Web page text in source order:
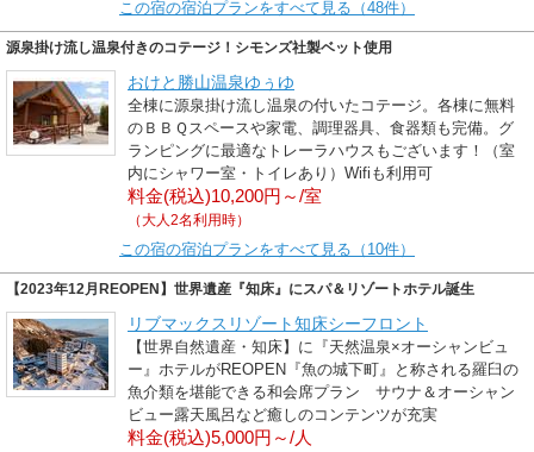
この宿の宿泊プランをすべて見る（48件）
源泉掛け流し温泉付きのコテージ！シモンズ社製ベット使用
おけと勝山温泉ゆぅゆ
全棟に源泉掛け流し温泉の付いたコテージ。各棟に無料
のＢＢＱスペースや家電、調理器具、食器類も完備。グ
ランピングに最適なトレーラハウスもございます！（室
内にシャワー室・トイレあり）Wifiも利用可
料金(税込)10,200円～/室
（大人2名利用時）
この宿の宿泊プランをすべて見る（10件）
【2023年12月REOPEN】世界遺産『知床』にスパ＆リゾートホテル誕生
リブマックスリゾート知床シーフロント
【世界自然遺産・知床】に『天然温泉×オーシャンビュ
ー』ホテルがREOPEN『魚の城下町』と称される羅臼の
魚介類を堪能できる和会席プラン サウナ＆オーシャン
ビュー露天風呂など癒しのコンテンツが充実
料金(税込)5,000円～/人